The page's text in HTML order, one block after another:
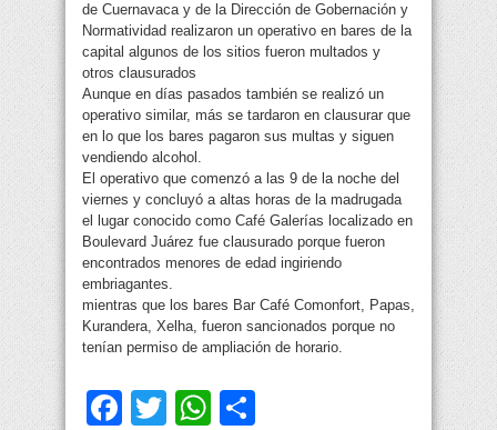
de Cuernavaca y de la Dirección de Gobernación y
Normatividad realizaron un operativo en bares de la
capital algunos de los sitios fueron multados y
otros clausurados
Aunque en días pasados también se realizó un
operativo similar, más se tardaron en clausurar que
en lo que los bares pagaron sus multas y siguen
vendiendo alcohol.
El operativo que comenzó a las 9 de la noche del
viernes y concluyó a altas horas de la madrugada
el lugar conocido como Café Galerías localizado en
Boulevard Juárez fue clausurado porque fueron
encontrados menores de edad ingiriendo
embriagantes.
mientras que los bares Bar Café Comonfort, Papas,
Kurandera, Xelha, fueron sancionados porque no
tenían permiso de ampliación de horario.
Facebook
TwitterWhatsApp